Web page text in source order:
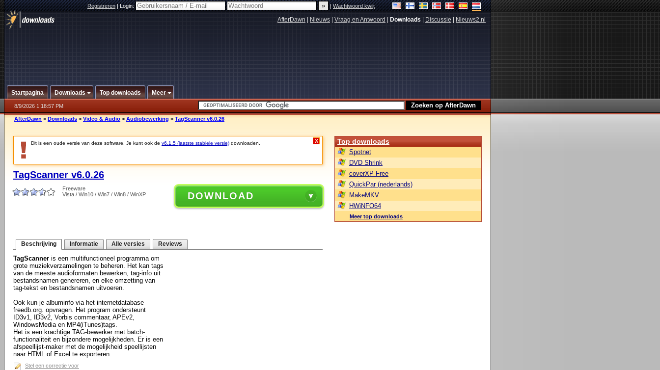
Registreren|Login: |Wachtwoord kwijt
AfterDawn Nieuws Vraag en Antwoord Downloads Discussie Nieuws2.nl
Startpagina Downloads Top downloads Meer
8/9/2026 1:18:57 PM
AfterDawn > Downloads > Video & Audio > Audiobewerking > TagScanner v6.0.26
Dit is een oude versie van deze software. Je kunt ook de v6.1.5 (laatste stabiele versie) downloaden. X
TagScanner v6.0.26
Freeware
Vista / Win10 / Win7 / Win8 / WinXP
DOWNLOAD
Beschrijving Informatie Alle versies Reviews
TagScanner is een multifunctioneel programma om
grote muziekverzamelingen te beheren. Het kan tags
van de meeste audioformaten bewerken, tag-info uit
bestandsnamen genereren, en elke omzetting van
tag-tekst en bestandsnamen uitvoeren.
Ook kun je albuminfo via het internetdatabase
freedb.org. opvragen. Het program ondersteunt
ID3v1, ID3v2, Vorbis commentaar, APEv2,
WindowsMedia en MP4(iTunes)tags.
Het is een krachtige TAG-bewerker met batch-
functionaliteit en bijzondere mogelijkheden. Er is een
afspeellijst-maker met de mogelijkheid speellijsten
naar HTML of Excel te exporteren.
Stel een correctie voor
Top downloads
Spotnet
DVD Shrink
coverXP Free
QuickPar (nederlands)
MakeMKV
HWiNFO64
Meer top downloads